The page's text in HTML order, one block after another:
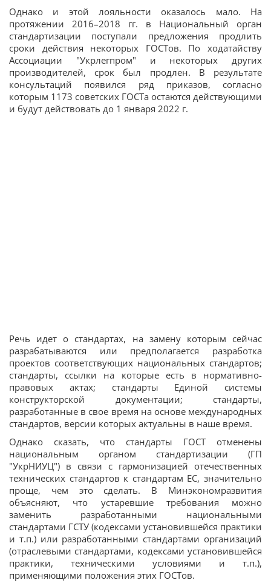
Однако и этой лояльности оказалось мало. На
протяжении 2016–2018 гг. в Национальный орган
стандартизации поступали предложения продлить
сроки действия некоторых ГОСТов. По ходатайству
Ассоциации "Укрлегпром" и некоторых других
производителей, срок был продлен. В результате
консультаций появился ряд приказов, согласно
которым 1173 советских ГОСТа остаются действующими
и будут действовать до 1 января 2022 г.
Речь идет о стандартах, на замену которым сейчас
разрабатываются или предполагается разработка
проектов соответствующих национальных стандартов;
стандарты, ссылки на которые есть в нормативно-
правовых актах; стандарты Единой системы
конструкторской документации; стандарты,
разработанные в свое время на основе международных
стандартов, версии которых актуальны в наше время.
Однако сказать, что стандарты ГОСТ отменены
национальным органом стандартизации (ГП
"УкрНИУЦ") в связи с гармонизацией отечественных
технических стандартов к стандартам ЕС, значительно
проще, чем это сделать. В Минэкономразвития
объясняют, что устаревшие требования можно
заменить разработанными национальными
стандартами ГСТУ (кодексами установившейся практики
и т.п.) или разработанными стандартами организаций
(отраслевыми стандартами, кодексами установившейся
практики, техническими условиями и т.п.),
применяющими положения этих ГОСТов.